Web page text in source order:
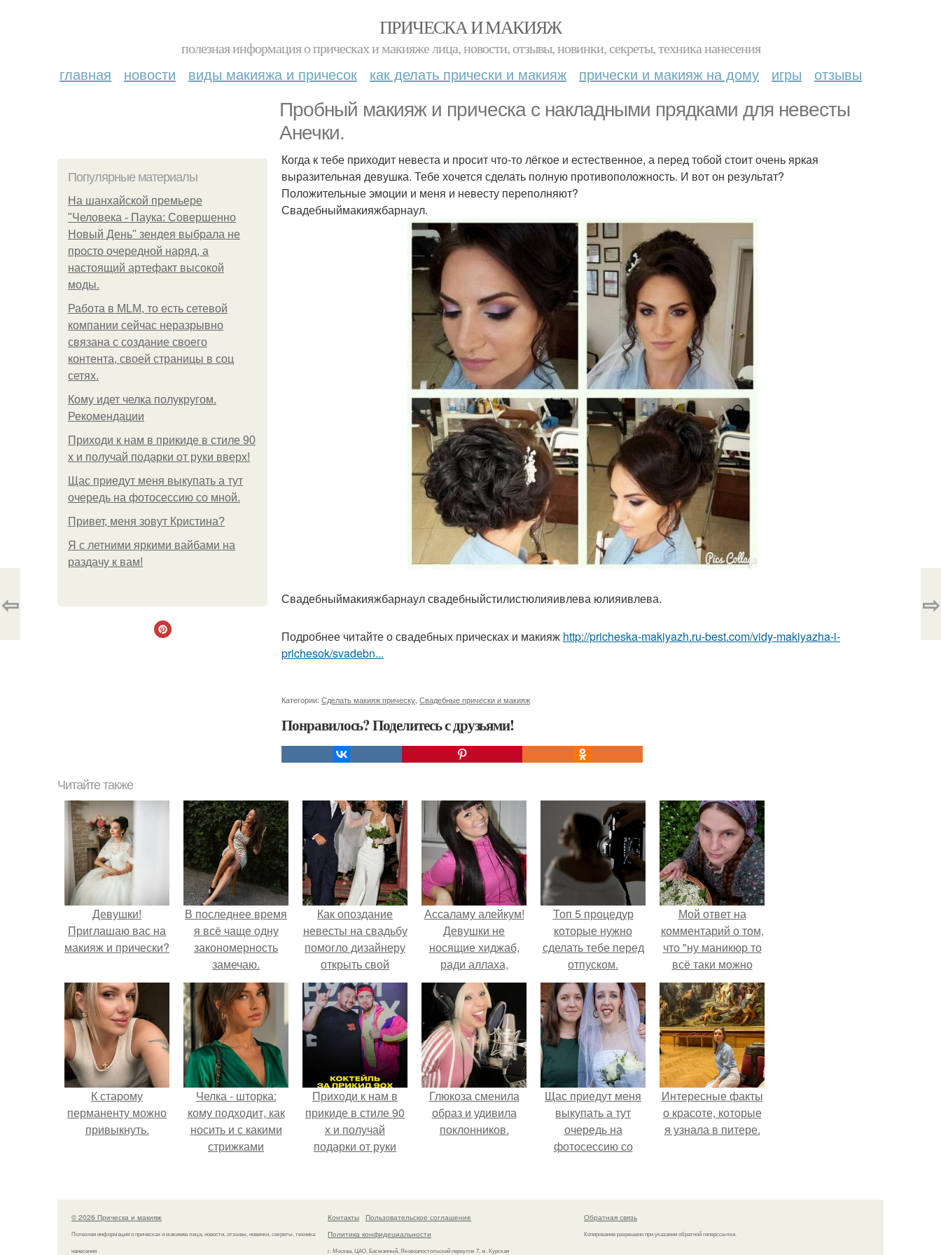
ПРИЧЕСКА И МАКИЯЖ
полезная информация о прическах и макияже лица, новости, отзывы, новинки, секреты, техника нанесения
главная новости виды макияжа и причесок как делать прически и макияж прически и макияж на дому игры отзывы
Пробный макияж и прическа с накладными прядками для невесты
Анечки.
Популярные материалы
На шанхайской премьере
"Человека - Паука: Совершенно
Новый День" зендея выбрала не
просто очередной наряд, а
настоящий артефакт высокой
моды.
Работа в MLM, то есть сетевой
компании сейчас неразрывно
связана с создание своего
контента, своей страницы в соц
сетях.
Кому идет челка полукругом.
Рекомендации
Приходи к нам в прикиде в стиле 90
х и получай подарки от руки вверх!
Щас приедут меня выкупать а тут
очередь на фотосессию со мной.
Привет, меня зовут Кристина?
Я с летними яркими вайбами на
раздачу к вам!
Когда к тебе приходит невеста и просит что-то лёгкое и естественное, а перед тобой стоит очень яркая
выразительная девушка. Тебе хочется сделать полную противоположность. И вот он результат?
Положительные эмоции и меня и невесту переполняют?
Свадебныймакияжбарнаул.
Свадебныймакияжбарнаул свадебныйстилистюлияивлева юлияивлева.
Подробнее читайте о свадебных прическах и макияж http://pricheska-makiyazh.ru-best.com/vidy-makiyazha-i-
prichesok/svadebn...
Категории: Сделать макияж прическу Свадебные прически и макияж
Понравилось? Поделитесь с друзьями!
⇦ ⇨
Читайте также
Девушки!
Приглашаю вас на
макияж и прически?
В последнее время
я всё чаще одну
закономерность
замечаю.
Как опоздание
невесты на свадьбу
помогло дизайнеру
открыть свой
бренд.
Ассаламу алейкум!
Девушки не
носящие хиджаб,
ради аллаха,
потратьте пару
минут на прочтение
этой статьи!
Топ 5 процедур
которые нужно
сделать тебе перед
отпуском.
Мой ответ на
комментарий о том,
что "ну маникюр то
всё таки можно
было бы сделать.
К старому
перманенту можно
привыкнуть.
Челка - шторка:
кому подходит, как
носить и с какими
стрижками
Приходи к нам в
прикиде в стиле 90
х и получай
подарки от руки
Глюкоза сменила
образ и удивила
поклонников.
Щас приедут меня
выкупать а тут
очередь на
фотосессию со
Интересные факты
о красоте, которые
я узнала в питере.
© 2026 Прическа и макияж
Полезная информация о прическах и макияже лица, новости, отзывы, новинки, секреты, техника
нанесения
Контакты
Пользовательское соглашение
Политика конфидециальности
г. Москва, ЦАО, Басманный, Яковоапостольский переулок 7, м. Курская
Обратная связь
Копирование разрешено при указании обратной гиперссылки.